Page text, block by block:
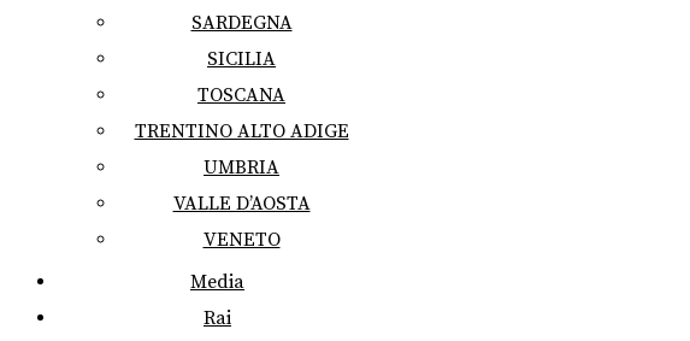
SARDEGNA
SICILIA
TOSCANA
TRENTINO ALTO ADIGE
UMBRIA
VALLE D’AOSTA
VENETO
Media
Rai